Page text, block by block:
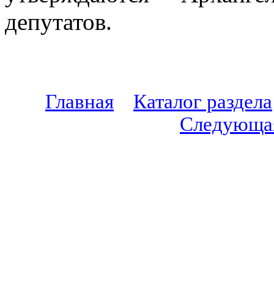
депутатов.
Главная
Каталог раздела